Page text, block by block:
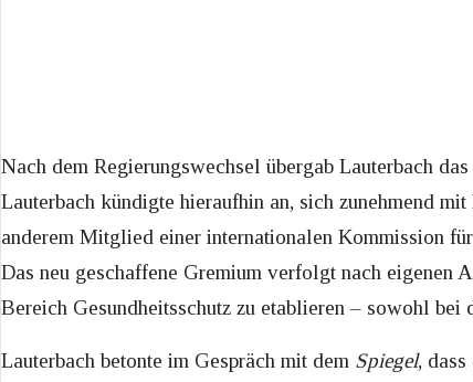
Nach dem Regierungswechsel übergab Lauterbach
Lauterbach kündigte hieraufhin an, sich zunehmend
anderem Mitglied einer internationalen Kommission
Das neu geschaffene Gremium verfolgt nach eigenen
Bereich Gesundheitsschutz zu etablieren – sowohl
Lauterbach betonte im Gespräch mit dem Spiegel,